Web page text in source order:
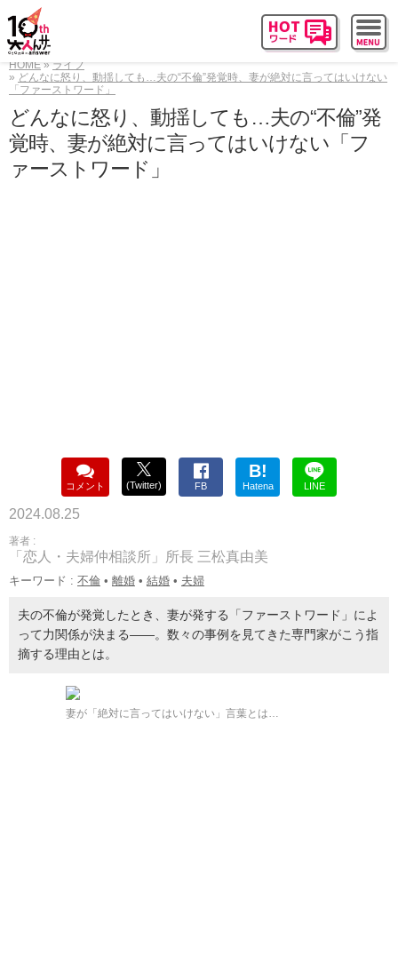
HOME
ライフ
どんなに怒り、動揺しても…夫の“不倫”発覚時、妻が絶対に言ってはいけない
「ファーストワード」
どんなに怒り、動揺しても…夫の“不倫”発
覚時、妻が絶対に言ってはいけない「フ
ァーストワード」
コメント (Twitter) FB
B!
Hatena LINE
2024.08.25
著者 :
「恋人・夫婦仲相談所」所長 三松真由美
キーワード : 不倫 • 離婚 • 結婚 • 夫婦
夫の不倫が発覚したとき、妻が発する「ファーストワード」によ
って力関係が決まる――。数々の事例を見てきた専門家がこう指
摘する理由とは。
妻が「絶対に言ってはいけない」言葉とは…